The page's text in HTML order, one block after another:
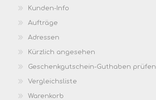
Kunden-Info
Aufträge
Adressen
Kürzlich angesehen
Geschenkgutschein-Guthaben prüfen
Vergleichsliste
Warenkorb